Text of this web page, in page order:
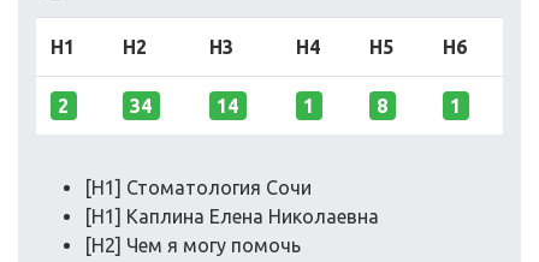
H1 H2 H3 H4 H5 H6
2 34 14 1 8 1
[H1] Стоматология Сочи
[H1] Каплина Елена Николаевна
[H2] Чем я могу помочь